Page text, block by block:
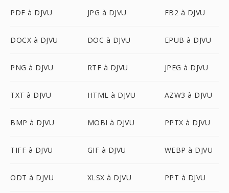
PDF à DJVU JPG à DJVU FB2 à DJVU
DOCX à DJVU DOC à DJVU EPUB à DJVU
PNG à DJVU RTF à DJVU JPEG à DJVU
TXT à DJVU HTML à DJVU AZW3 à DJVU
BMP à DJVU MOBI à DJVU PPTX à DJVU
TIFF à DJVU GIF à DJVU WEBP à DJVU
ODT à DJVU XLSX à DJVU PPT à DJVU